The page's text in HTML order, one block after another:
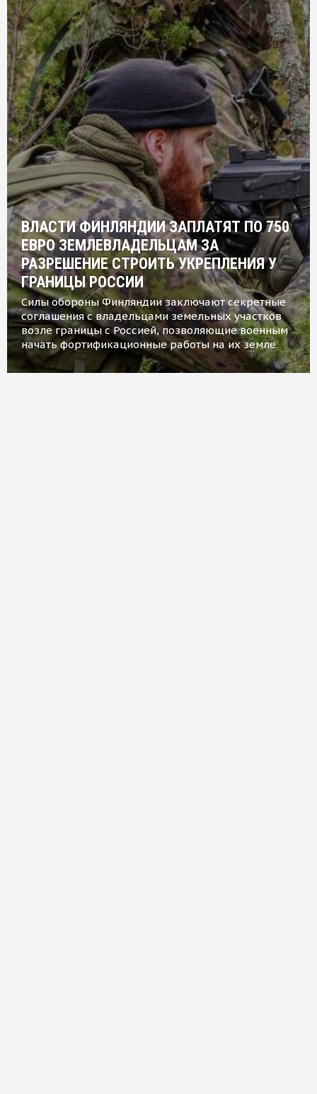
ВЛАСТИ ФИНЛЯНДИИ ЗАПЛАТЯТ ПО 750
ЕВРО ЗЕМЛЕВЛАДЕЛЬЦАМ ЗА
РАЗРЕШЕНИЕ СТРОИТЬ УКРЕПЛЕНИЯ У
ГРАНИЦЫ РОССИИ
Силы обороны Финляндии заключают секретные
соглашения с владельцами земельных участков
возле границы с Россией, позволяющие военным
начать фортификационные работы на их земле